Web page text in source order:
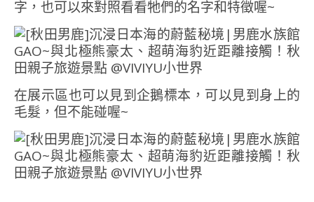
字，也可以來對照看看牠們的名字和特徵喔~
在展示區也可以見到企鵝標本，可以見到身上的
毛髮，但不能碰喔~